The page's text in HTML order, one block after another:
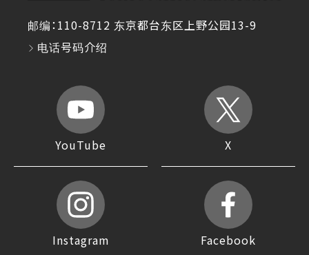
邮编：110-8712 东京都台东区上野公园13-9
电话号码介绍
YouTube X
Instagram Facebook